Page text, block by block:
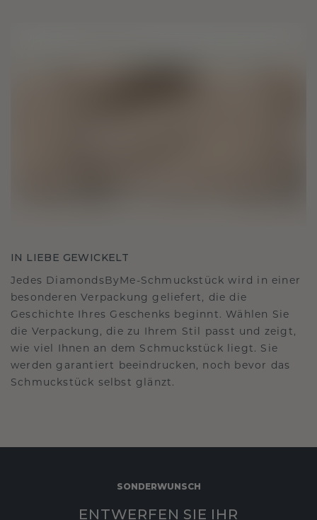
IN LIEBE GEWICKELT
Jedes DiamondsByMe-Schmuckstück wird in einer
besonderen Verpackung geliefert, die die
Geschichte Ihres Geschenks beginnt. Wählen Sie
die Verpackung, die zu Ihrem Stil passt und zeigt,
wie viel Ihnen an dem Schmuckstück liegt. Sie
werden garantiert beeindrucken, noch bevor das
Schmuckstück selbst glänzt.
SONDERWUNSCH
ENTWERFEN SIE IHR